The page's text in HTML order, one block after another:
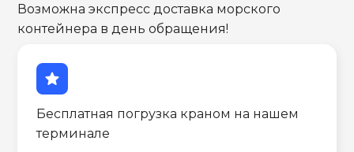
Возможна экспресс доставка морского
контейнера в день обращения!
star
Бесплатная погрузка краном на нашем
терминале